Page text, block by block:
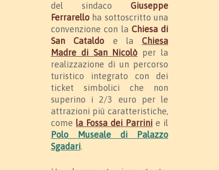
del sindaco Giuseppe
Ferrarello ha sottoscritto una
convenzione con la Chiesa di
San Cataldo e la
Chiesa
Madre di San Nicolò per la
realizzazione di un percorso
turistico integrato con dei
ticket simbolici che non
superino i 2/3 euro per le
attrazioni più caratteristiche,
come la Fossa dei Parrini e il
Polo Museale di Palazzo
Sgadari.